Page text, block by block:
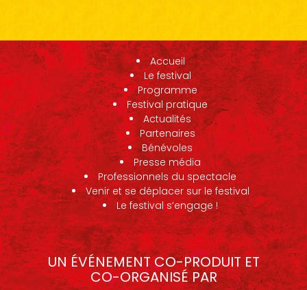
Accueil
Le festival
Programme
Festival pratique
Actualités
Partenaires
Bénévoles
Presse média
Professionnels du spectacle
Venir et se déplacer sur le festival
Le festival s’engage !
UN ÉVÉNEMENT CO-PRODUIT ET
CO-ORGANISÉ PAR